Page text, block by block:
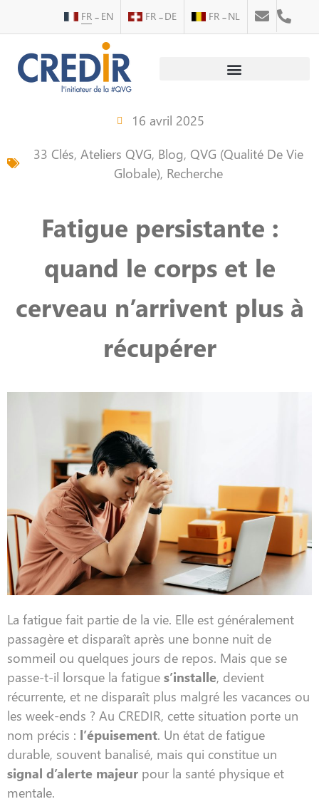
FR EN FR DE FR NL
16 avril 2025
33 Clés, Ateliers QVG, Blog, QVG (Qualité De Vie
Globale), Recherche
Fatigue persistante :
quand le corps et le
cerveau n’arrivent plus à
récupérer
La fatigue fait partie de la vie. Elle est généralement
passagère et disparaît après une bonne nuit de
sommeil ou quelques jours de repos. Mais que se
passe-t-il lorsque la fatigue s’installe, devient
récurrente, et ne disparaît plus malgré les vacances ou
les week-ends ? Au CREDIR, cette situation porte un
nom précis : l’épuisement. Un état de fatigue
durable, souvent banalisé, mais qui constitue un
signal d’alerte majeur pour la santé physique et
mentale.